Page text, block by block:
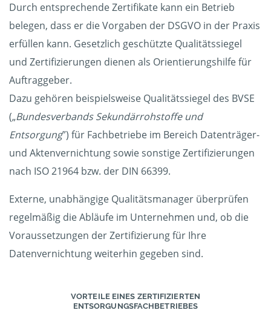
Durch entsprechende Zertifikate kann ein Betrieb
belegen, dass er die Vorgaben der DSGVO in der Praxis
erfüllen kann. Gesetzlich geschützte Qualitätssiegel
und Zertifizierungen dienen als Orientierungshilfe für
Auftraggeber.
Dazu gehören beispielsweise Qualitätssiegel des BVSE
(„Bundesverbands Sekundärrohstoffe und
Entsorgung”) für Fachbetriebe im Bereich Datenträger-
und Aktenvernichtung sowie sonstige Zertifizierungen
nach ISO 21964 bzw. der DIN 66399.
Externe, unabhängige Qualitätsmanager überprüfen
regelmäßig die Abläufe im Unternehmen und, ob die
Voraussetzungen der Zertifizierung für Ihre
Datenvernichtung weiterhin gegeben sind.
VORTEILE EINES ZERTIFIZIERTEN
ENTSORGUNGSFACHBETRIEBES